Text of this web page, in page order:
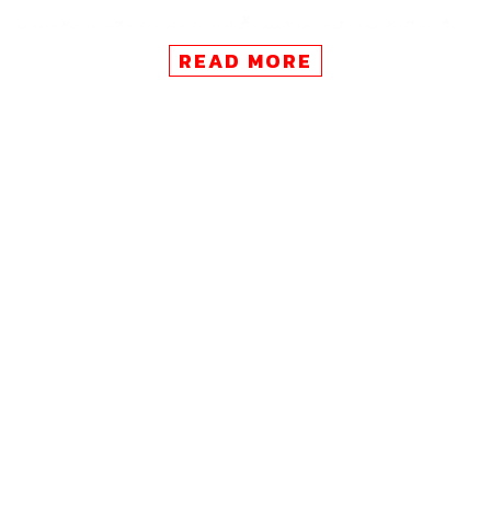
อีกมากมายที่ทำให้นโยบายนี้สำเร็จลุล่วงไปได้ รวมถึงให้พี่
น้องประชาชนได้ใช้ 30 บาท ไม่ต้องล้มละลาย ไม่ต้องจ่ายเงิน
READ MORE